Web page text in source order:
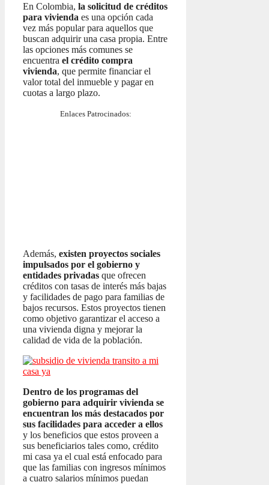
En Colombia, la solicitud de créditos
para vivienda es una opción cada
vez más popular para aquellos que
buscan adquirir una casa propia. Entre
las opciones más comunes se
encuentra el crédito compra
vivienda, que permite financiar el
valor total del inmueble y pagar en
cuotas a largo plazo.
Enlaces Patrocinados:
Además, existen proyectos sociales
impulsados por el gobierno y
entidades privadas que ofrecen
créditos con tasas de interés más bajas
y facilidades de pago para familias de
bajos recursos. Estos proyectos tienen
como objetivo garantizar el acceso a
una vivienda digna y mejorar la
calidad de vida de la población.
Dentro de los programas del
gobierno para adquirir vivienda se
encuentran los más destacados por
sus facilidades para acceder a ellos
y los beneficios que estos proveen a
sus beneficiarios tales como, crédito
mi casa ya el cual está enfocado para
que las familias con ingresos mínimos
a cuatro salarios mínimos puedan